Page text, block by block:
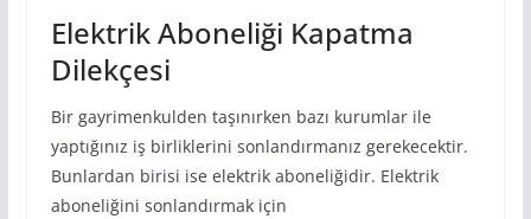
Elektrik Aboneliği Kapatma
Dilekçesi
Bir gayrimenkulden taşınırken bazı kurumlar ile
yaptığınız iş birliklerini sonlandırmanız gerekecektir.
Bunlardan birisi ise elektrik aboneliğidir. Elektrik
aboneliğini sonlandırmak için